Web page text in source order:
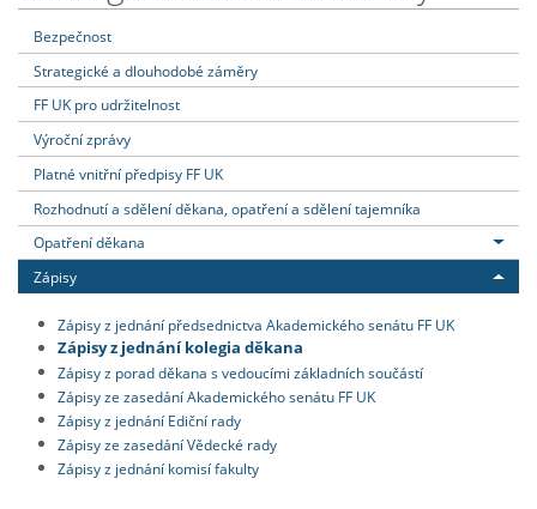
Bezpečnost
Strategické a dlouhodobé záměry
FF UK pro udržitelnost
Výroční zprávy
Platné vnitřní předpisy FF UK
Rozhodnutí a sdělení děkana, opatření a sdělení tajemníka
Opatření děkana
Zápisy
Zápisy z jednání předsednictva Akademického senátu FF UK
Zápisy z jednání kolegia děkana
Zápisy z porad děkana s vedoucími základních součástí
Zápisy ze zasedání Akademického senátu FF UK
Zápisy z jednání Ediční rady
Zápisy ze zasedání Vědecké rady
Zápisy z jednání komisí fakulty